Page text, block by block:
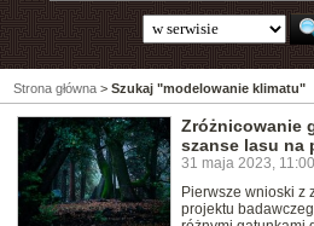
Strona główna > Szukaj "modelowanie klimatu"
Zróżnicowanie
szanse lasu na
31 maja 2023, 11:00
Pierwsze wnioski z
projektu